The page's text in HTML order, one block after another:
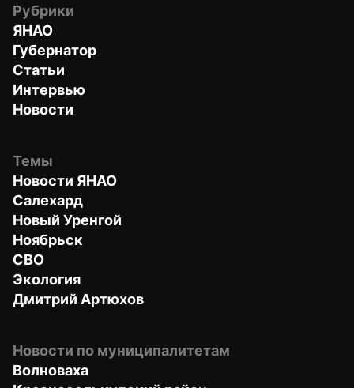
Рубрики
ЯНАО
Губернатор
Статьи
Интервью
Новости
Темы
Новости ЯНАО
Салехард
Новый Уренгой
Ноябрьск
СВО
Экология
Дмитрий Артюхов
Новости по муниципалитетам
Волноваха